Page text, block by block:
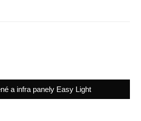
a infra panely Easy Light